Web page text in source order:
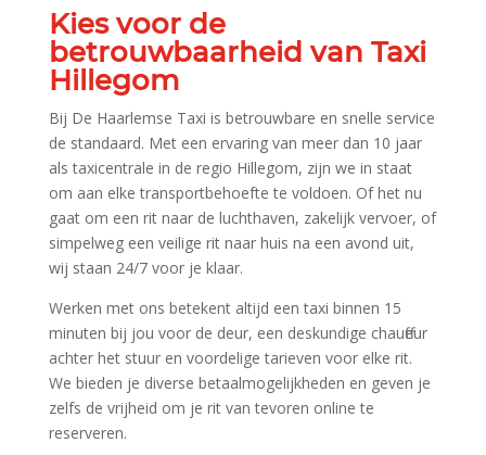
Kies voor de
betrouwbaarheid van Taxi
Hillegom
Bij De Haarlemse Taxi is betrouwbare en snelle service
de standaard.​ Met een ervaring van meer dan 10 jaar
als taxicentrale in de regio Hillegom, zijn we in staat
om aan elke transportbehoefte te voldoen.​ Of het nu
gaat om een rit naar de luchthaven, zakelijk vervoer, of
simpelweg een veilige rit naar huis na een avond uit,
wij staan 24/7 voor je klaar.​
Werken met ons betekent altijd een taxi binnen 15
minuten bij jou voor de deur, een deskundige chauffeur
achter het stuur en voordelige tarieven voor elke rit.​
We bieden je diverse betaalmogelijkheden en geven je
zelfs de vrijheid om je rit van tevoren online te
reserveren.​